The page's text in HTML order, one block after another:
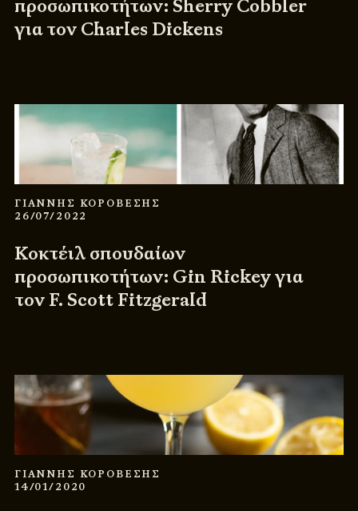
προσωπικοτήτων: Sherry Cobbler
για τον Charles Dickens
ΓΙΑΝΝΗΣ ΚΟΡΟΒΕΣΗΣ
26/07/2022
Κοκτέιλ σπουδαίων
προσωπικοτήτων: Gin Rickey για
τον F. Scott Fitzgerald
ΓΙΑΝΝΗΣ ΚΟΡΟΒΕΣΗΣ
14/01/2020